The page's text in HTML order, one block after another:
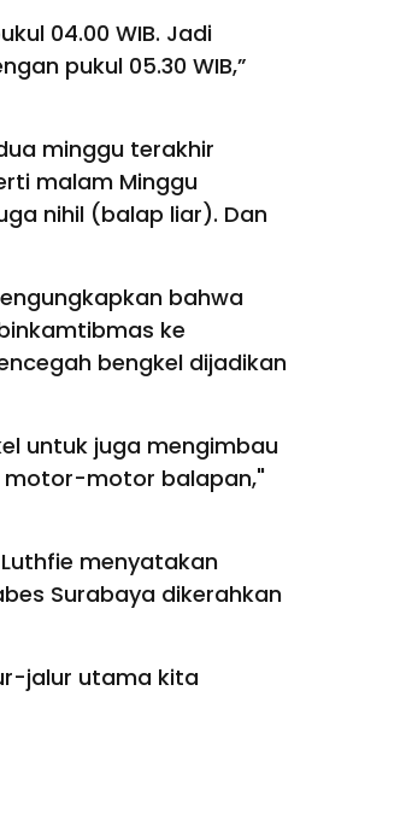
04.00 WIB. Jadi
pukul 05.30 WIB,”
minggu terakhir
malam Minggu
nihil (balap liar). Dan
bahwa
ke
bengkel dijadikan
untuk juga mengimbau
motor-motor balapan,"
menyatakan
Surabaya dikerahkan
jalur utama kita